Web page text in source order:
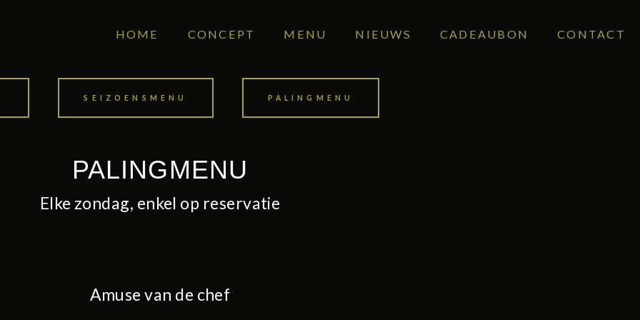
HOME CONCEPT MENU NIEUWS CADEAUBON CONTACT
SEIZOENSMENU PALINGMENU
PALINGMENU
Elke zondag, enkel op reservatie
Amuse van de chef